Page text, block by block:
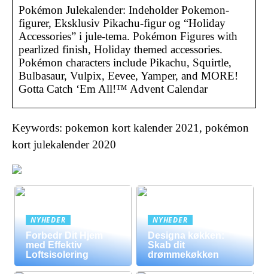
Pokémon Julekalender: Indeholder Pokemon-
figurer, Eksklusiv Pikachu-figur og “Holiday
Accessories” i jule-tema. Pokémon Figures with
pearlized finish, Holiday themed accessories.
Pokémon characters include Pikachu, Squirtle,
Bulbasaur, Vulpix, Eevee, Yamper, and MORE!
Gotta Catch ‘Em All!™ Advent Calendar
Keywords: pokemon kort kalender 2021, pokémon
kort julekalender 2020
NYHEDER
Forbedr Dit Hjem
med Effektiv
Loftsisolering
NYHEDER
Designa køkken:
Skab dit
drømmekøkken